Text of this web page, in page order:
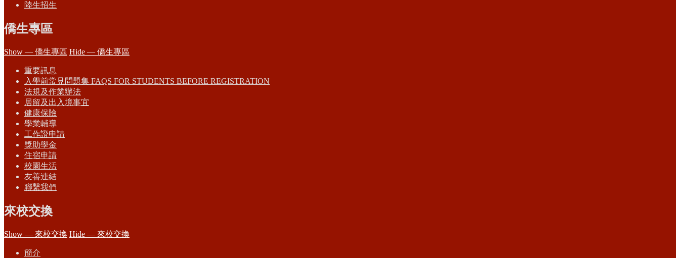
陸生招生
僑生專區
Show — 僑生專區 Hide — 僑生專區
重要訊息
入學前常見問題集 FAQS FOR STUDENTS BEFORE REGISTRATION
法規及作業辦法
居留及出入境事宜
健康保險
學業輔導
工作證申請
獎助學金
住宿申請
校園生活
友善連結
聯繫我們
來校交換
Show — 來校交換 Hide — 來校交換
簡介